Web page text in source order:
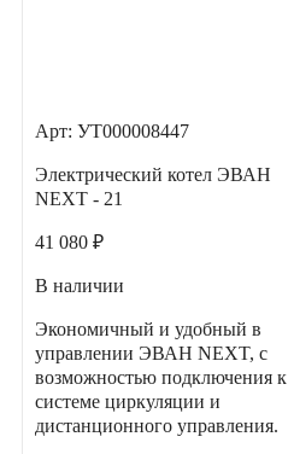
Арт: УТ000008447
Электрический котел ЭВАН
NEXT - 21
41 080 ₽
В наличии
Экономичный и удобный в
управлении ЭВАН NEXT, с
возможностью подключения к
системе циркуляции и
дистанционного управления.